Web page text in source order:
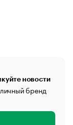
новости
бренд